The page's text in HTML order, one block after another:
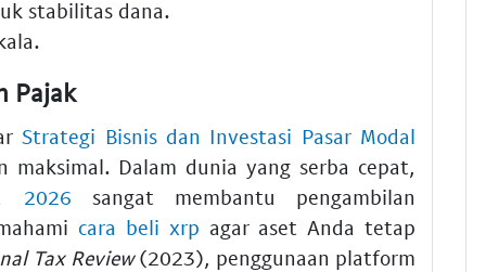
stabilitas dana.
Pajak
Strategi Bisnis dan Investasi Pasar Modal
Dalam dunia yang serba cepat,
2026 sangat membantu pengambilan
cara beli xrp agar aset Anda tetap
Tax Review(2023), penggunaan platform